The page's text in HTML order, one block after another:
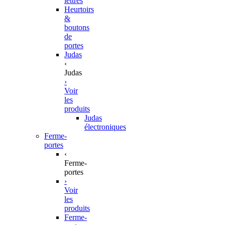
Heurtoirs
&
boutons
de
portes
Judas
‹
Judas
›
Voir
les
produits
Judas
électroniques
Ferme-
portes
‹
Ferme-
portes
›
Voir
les
produits
Ferme-